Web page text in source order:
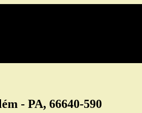
- PA, 66640-590